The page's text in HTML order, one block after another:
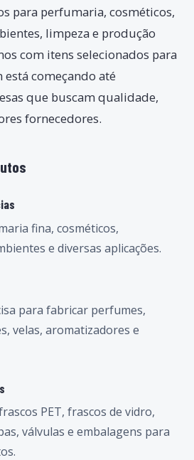
para perfumaria, cosméticos,
limpeza e produção
com itens selecionados para
começando até
que buscam qualidade,
fornecedores.
fina, cosméticos,
e diversas aplicações.
para fabricar perfumes,
velas, aromatizadores e
PET, frascos de vidro,
válvulas e embalagens para